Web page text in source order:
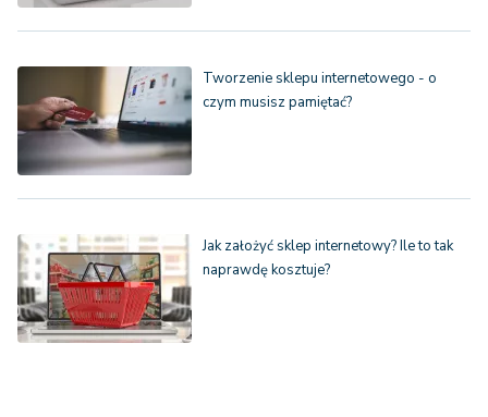
Tworzenie sklepu internetowego - o
czym musisz pamiętać?
Jak założyć sklep internetowy? Ile to tak
naprawdę kosztuje?